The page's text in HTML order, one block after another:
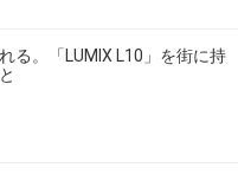
る。「LUMIX L10」を街に持